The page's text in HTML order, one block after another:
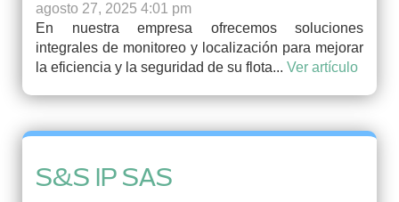
agosto 27, 2025 4:01 pm
En nuestra empresa ofrecemos soluciones
integrales de monitoreo y localización para mejorar
la eficiencia y la seguridad de su flota... Ver artículo
S&S IP SAS